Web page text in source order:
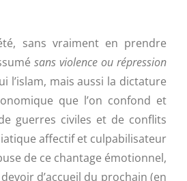
sans vraiment en prendre
sans violence ou répression
l’islam, mais aussi la dictature
que l’on confond et
guerres civiles et de conflits
affectif et culpabilisateur
de ce chantage émotionnel,
d’accueil du prochain (en